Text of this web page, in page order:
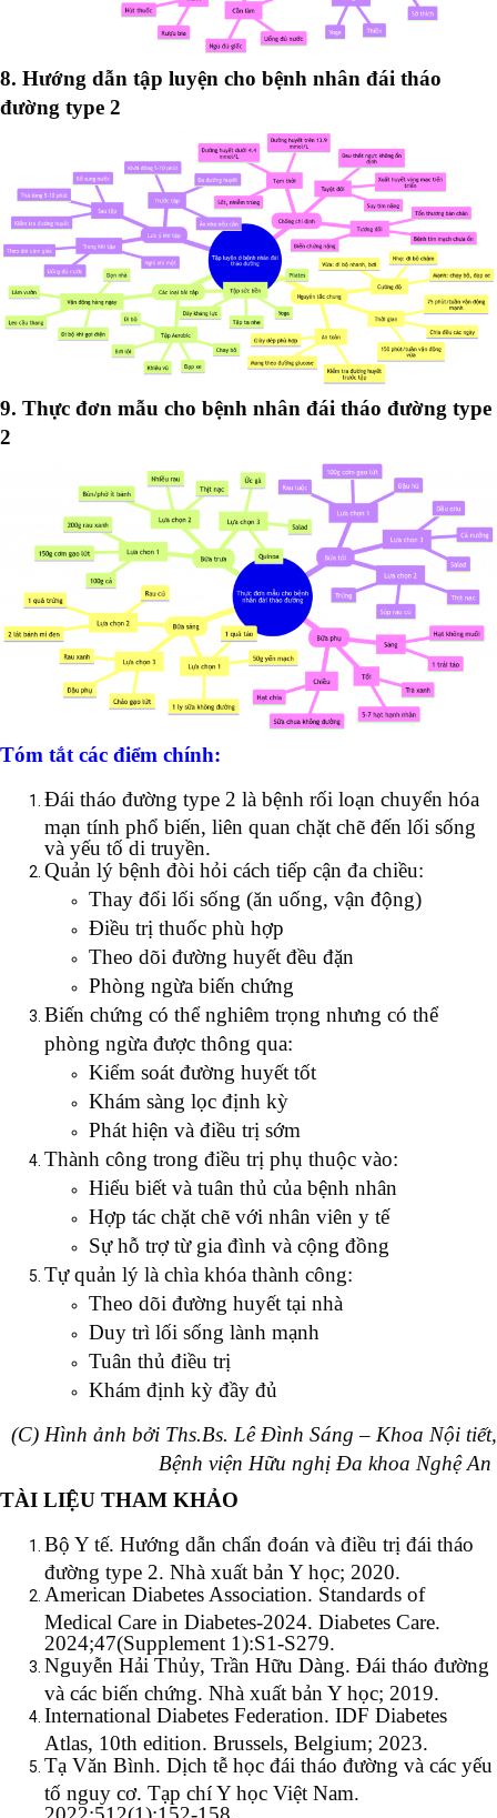
8. Hướng dẫn tập luyện cho bệnh nhân đái tháo
đường type 2
9. Thực đơn mẫu cho bệnh nhân đái tháo đường type
2
Tóm tắt các điểm chính:
Đái tháo đường type 2 là bệnh rối loạn chuyển hóa
mạn tính phổ biến, liên quan chặt chẽ đến lối sống
và yếu tố di truyền.
Quản lý bệnh đòi hỏi cách tiếp cận đa chiều:
Thay đổi lối sống (ăn uống, vận động)
Điều trị thuốc phù hợp
Theo dõi đường huyết đều đặn
Phòng ngừa biến chứng
Biến chứng có thể nghiêm trọng nhưng có thể
phòng ngừa được thông qua:
Kiểm soát đường huyết tốt
Khám sàng lọc định kỳ
Phát hiện và điều trị sớm
Thành công trong điều trị phụ thuộc vào:
Hiểu biết và tuân thủ của bệnh nhân
Hợp tác chặt chẽ với nhân viên y tế
Sự hỗ trợ từ gia đình và cộng đồng
Tự quản lý là chìa khóa thành công:
Theo dõi đường huyết tại nhà
Duy trì lối sống lành mạnh
Tuân thủ điều trị
Khám định kỳ đầy đủ
(C) Hình ảnh bởi Ths.Bs. Lê Đình Sáng – Khoa Nội tiết,
Bệnh viện Hữu nghị Đa khoa Nghệ An
TÀI LIỆU THAM KHẢO
Bộ Y tế. Hướng dẫn chẩn đoán và điều trị đái tháo
đường type 2. Nhà xuất bản Y học; 2020.
American Diabetes Association. Standards of
Medical Care in Diabetes-2024. Diabetes Care.
2024;47(Supplement 1):S1-S279.
Nguyễn Hải Thủy, Trần Hữu Dàng. Đái tháo đường
và các biến chứng. Nhà xuất bản Y học; 2019.
International Diabetes Federation. IDF Diabetes
Atlas, 10th edition. Brussels, Belgium; 2023.
Tạ Văn Bình. Dịch tễ học đái tháo đường và các yếu
tố nguy cơ. Tạp chí Y học Việt Nam.
2022;512(1):152-158.